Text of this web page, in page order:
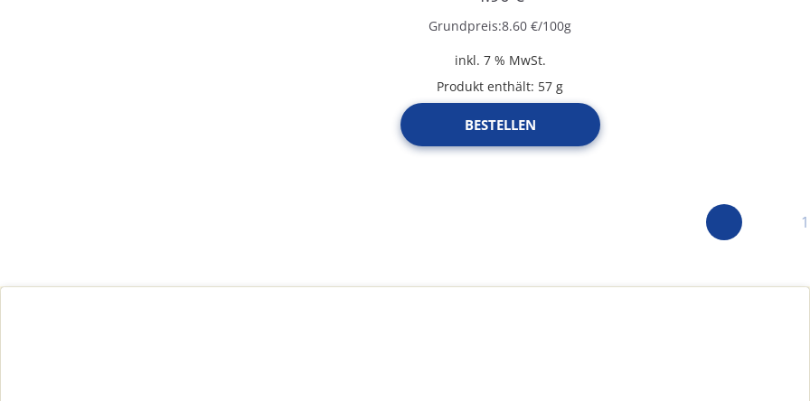
Grundpreis:8.60€/100g
inkl. 7 % MwSt.
Produkt enthält: 57g
BESTELLEN
←
1